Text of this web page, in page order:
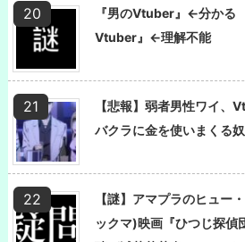
『男のVtuber』←分かる
Vtuber』←理解不能
【悲報】弱者男性ワイ、
バクラに金を使いまくる
【謎】アマプラのヒュー
ックマ)映画『ひつじ探